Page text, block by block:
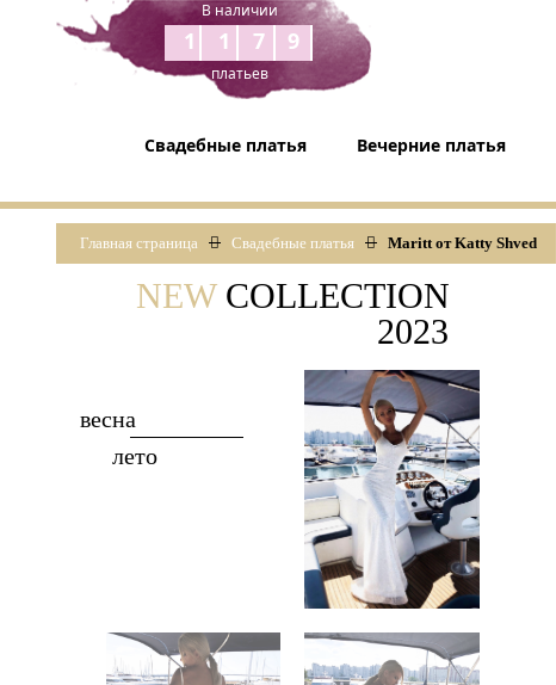
В наличии
1179
платьев
Свадебные платья Вечерние платья
Главная страница Свадебные платья Maritt от Katty Shved
NEWCOLLECTION
2023
весна
лето